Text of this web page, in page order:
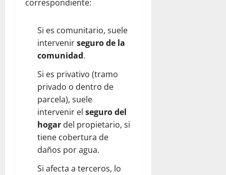
correspondiente:
Si es comunitario, suele
intervenirseguro de la
comunidad.
Si es privativo (tramo
privado o dentro de
parcela), suele
intervenir el seguro del
hogar del propietario, si
tiene cobertura de
daños por agua.
Si afecta a terceros, lo